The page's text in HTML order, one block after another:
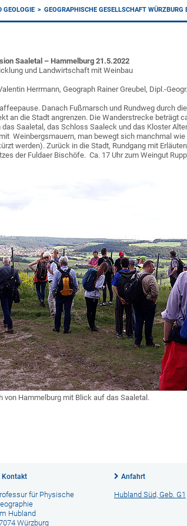
GEOLOGIE GEOGRAPHISCHE GESELLSCHAFT WÜRZBURG
Saaletal – Hammelburg 21.5.2022
und Landwirtschaft mit Weinbau
Herrmann, Geograph Rainer Greubel, Dipl.-
Danach Fußmarsch und Rundweg durch
an die Stadt angrenzen. Die Wanderstrecke beträgt
Saaletal, das Schloss Saaleck und das Kloster
Weinbergsmauern, man bewegt sich manchmal
werden). Zurück in die Stadt, Rundgang mit
der Fuldaer Bischöfe. Ca. 17 Uhr zum Weingut
von Hammelburg mit Blick auf das Saaletal.
Kontakt
für Physische
Hubland
Würzburg
Anfahrt
Hubland Süd, Geb. G1